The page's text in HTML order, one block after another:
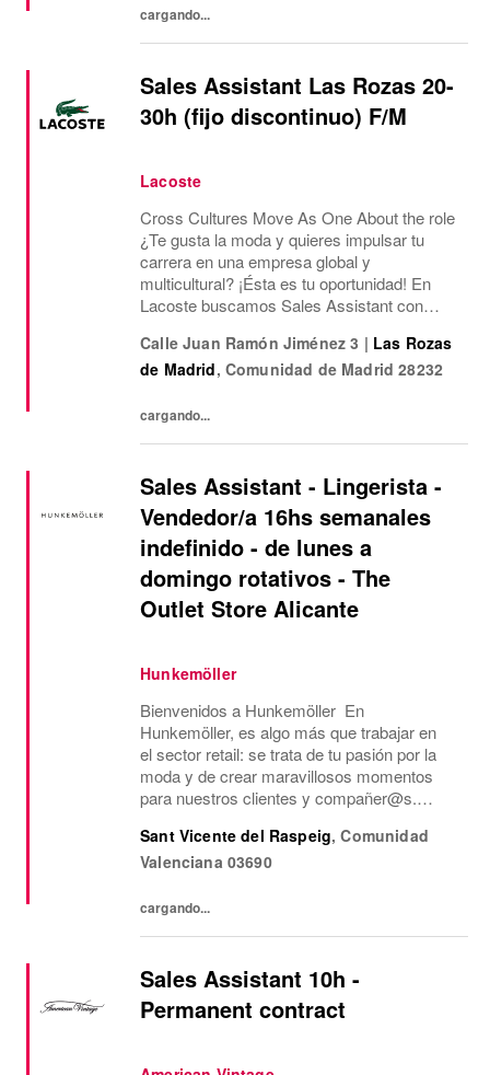
PARA Como...
cargando...
Sales Assistant Las Rozas 20-
30h (fijo discontinuo) F/M
Lacoste
Cross Cultures Move As One About the role
¿Te gusta la moda y quieres impulsar tu
carrera en una empresa global y
multicultural? ¡Ésta es tu oportunidad! En
Lacoste buscamos Sales Assistant con
tienda Outlet de Las Rozas Village.¿Qué
ofrecemos? Jornada...
Calle Juan Ramón Jiménez 3 | Las Rozas
de Madrid, Comunidad de Madrid 28232
cargando...
Sales Assistant - Lingerista -
Vendedor/a 16hs semanales
indefinido - de lunes a
domingo rotativos - The
Outlet Store Alicante
Hunkemöller
Bienvenidos a Hunkemöller En
Hunkemöller, es algo más que trabajar en
el sector retail: se trata de tu pasión por la
moda y de crear maravillosos momentos
para nuestros clientes y compañer@s.
inspirador en el que todos se sienten
bienvenidos y se comparten...
Sant Vicente del Raspeig,Comunidad
Valenciana 03690
cargando...
Sales Assistant 10h -
Permanent contract